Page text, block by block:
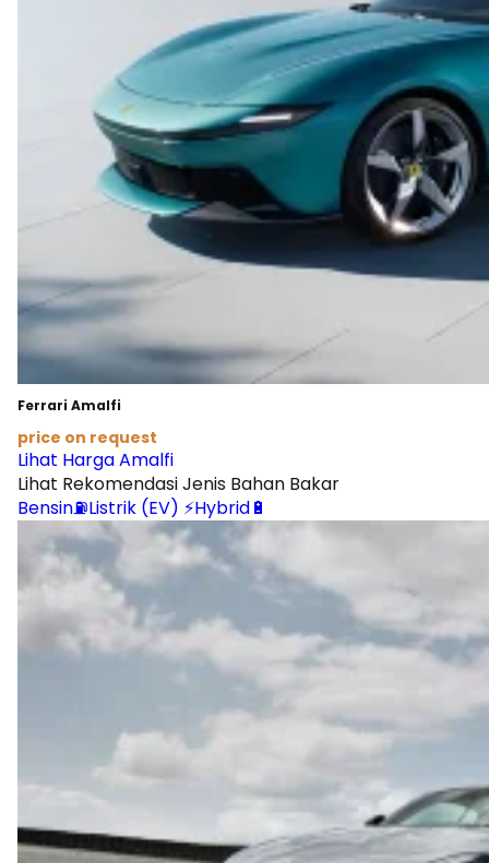
Ferrari Amalfi
price on request
Lihat Harga Amalfi
Lihat Rekomendasi Jenis Bahan Bakar
Bensin⛽Listrik (EV) ⚡Hybrid🔋